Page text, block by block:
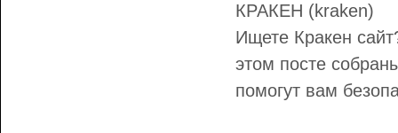
КРАКЕН (kraken)
Ищете Кракен
этом посте
помогут вам